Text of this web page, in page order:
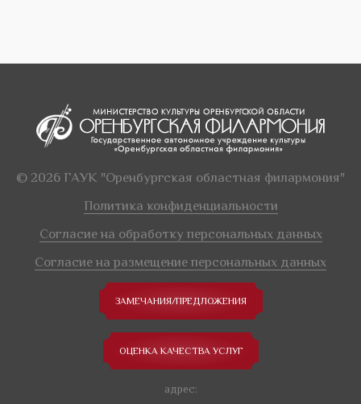
© 2026 ГАУК "Оренбургская областная филармония"
Политика конфиденциальности
Согласие на обработку персональных данных
Согласие на размещение персональных данных
ЗАМЕЧАНИЯ/ПРЕДЛОЖЕНИЯ
ОЦЕНКА КАЧЕСТВА УСЛУГ
адрес: